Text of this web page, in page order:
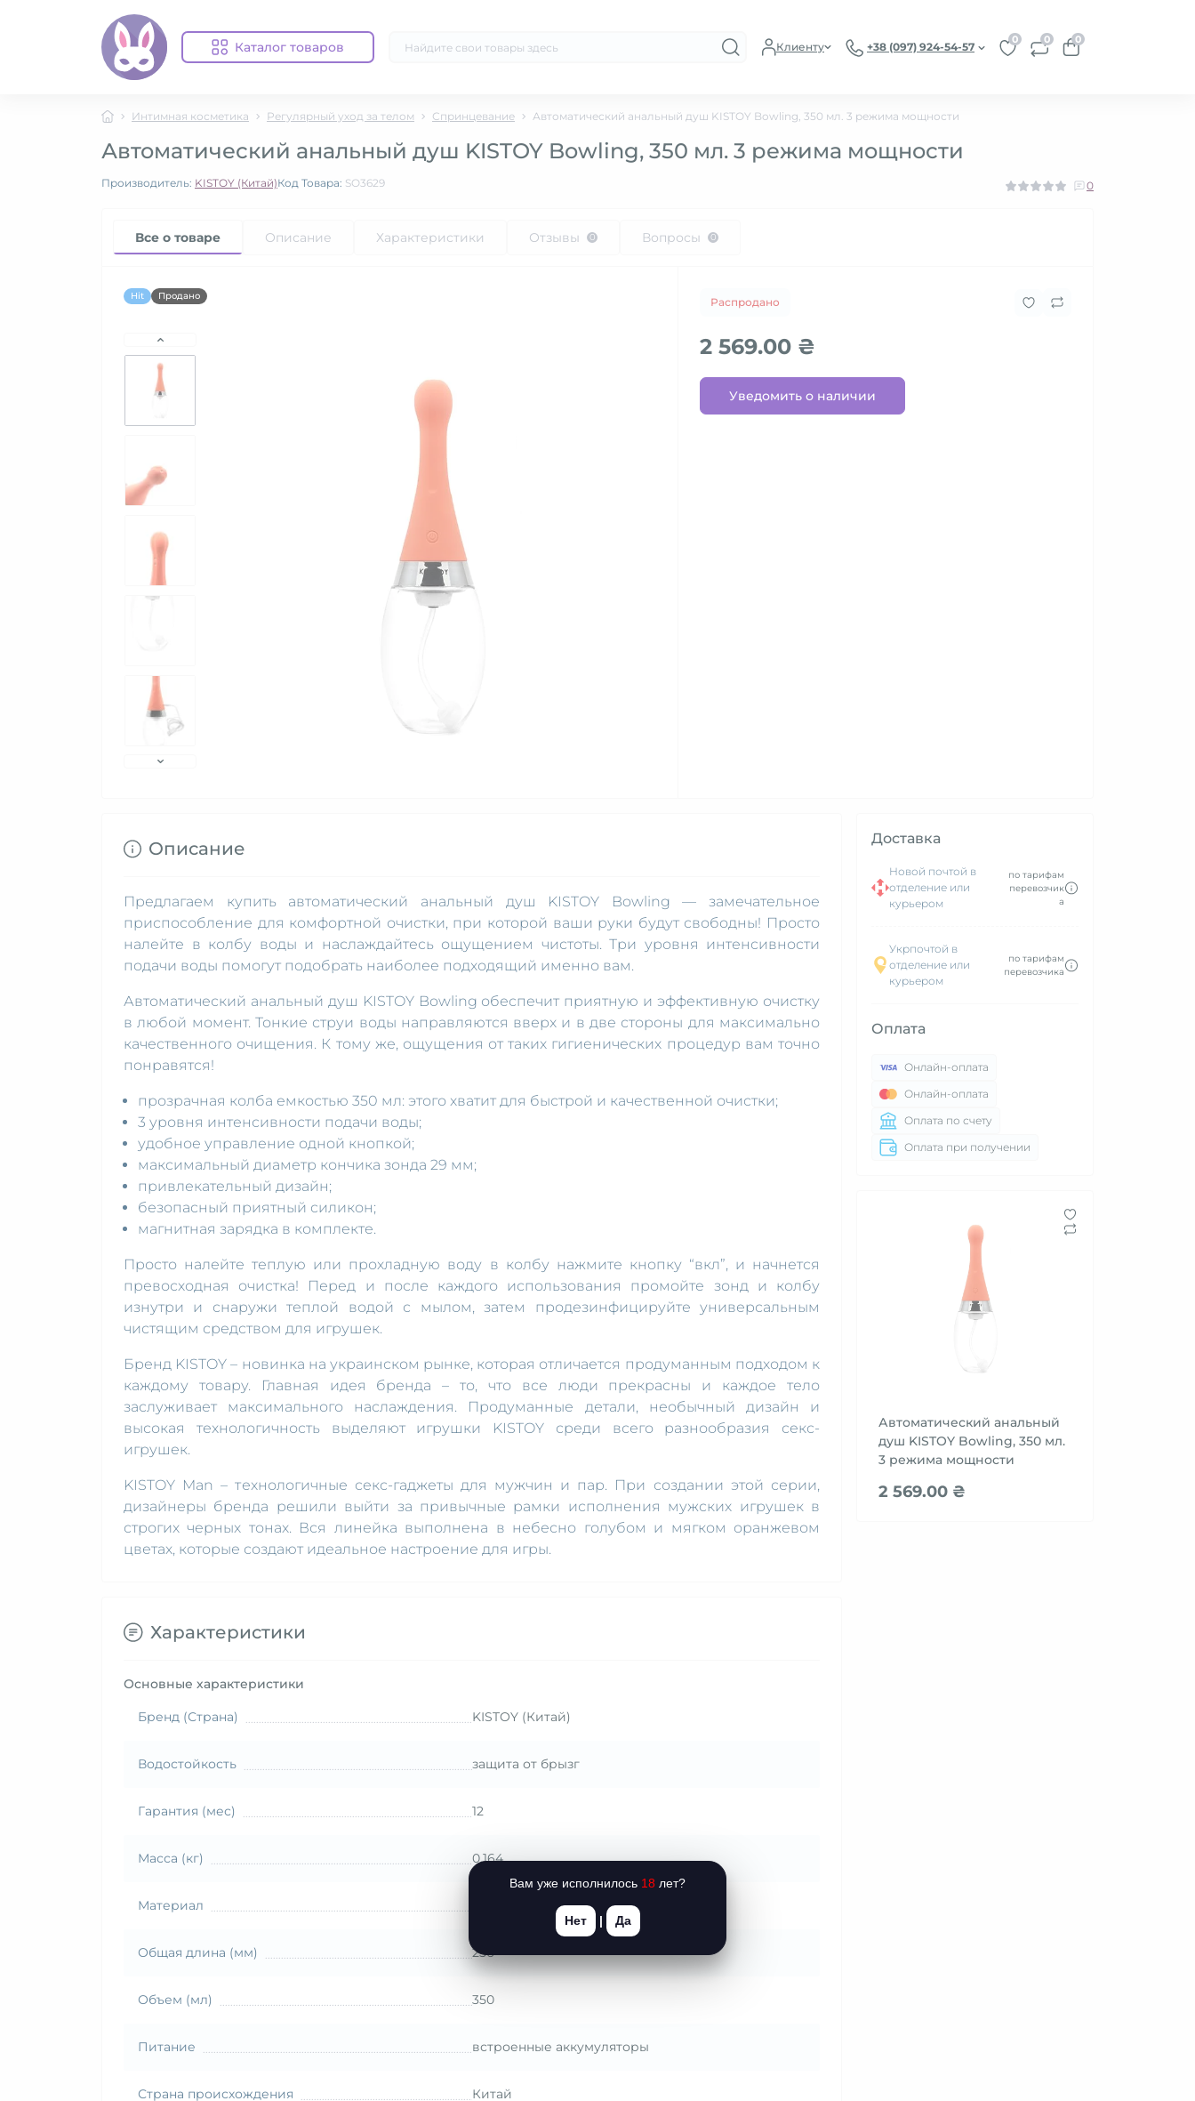
Каталог товаров Клиенту +38 (097) 924-54-57
0 0 0
Интимная косметика Регулярный уход за телом Спринцевание Автоматический анальный душ KISTOY Bowling, 350 мл. 3 режима мощности
Автоматический анальный душ KISTOY Bowling, 350 мл. 3 режима мощности
Производитель: KISTOY (Китай)Код Товара: SO3629 0
Все о товаре Описание Характеристики Отзывы 0 Вопросы 0
Hit Продано Распродано
2 569.00 ₴
Уведомить о наличии
Доставка
Новой почтой в
отделение или
курьером
по тарифам
перевозчик
а
Укрпочтой в
отделение или
курьером
по тарифам
перевозчика
Оплата
Онлайн-оплата
Онлайн-оплата
Оплата по счету
Оплата при получении
Автоматический анальный
душ KISTOY Bowling, 350 мл.
3 режима мощности
2 569.00 ₴
Описание
Предлагаем купить автоматический анальный душ KISTOY Bowling — замечательное
приспособление для комфортной очистки, при которой ваши руки будут свободны! Просто
налейте в колбу воды и наслаждайтесь ощущением чистоты. Три уровня интенсивности
подачи воды помогут подобрать наиболее подходящий именно вам.
Автоматический анальный душ KISTOY Bowling обеспечит приятную и эффективную очистку
в любой момент. Тонкие струи воды направляются вверх и в две стороны для максимально
качественного очищения. К тому же, ощущения от таких гигиенических процедур вам точно
понравятся!
прозрачная колба емкостью 350 мл: этого хватит для быстрой и качественной очистки;
3 уровня интенсивности подачи воды;
удобное управление одной кнопкой;
максимальный диаметр кончика зонда 29 мм;
привлекательный дизайн;
безопасный приятный силикон;
магнитная зарядка в комплекте.
Просто налейте теплую или прохладную воду в колбу нажмите кнопку “вкл”, и начнется
превосходная очистка! Перед и после каждого использования промойте зонд и колбу
изнутри и снаружи теплой водой с мылом, затем продезинфицируйте универсальным
чистящим средством для игрушек.
Бренд KISTOY – новинка на украинском рынке, которая отличается продуманным подходом к
каждому товару. Главная идея бренда – то, что все люди прекрасны и каждое тело
заслуживает максимального наслаждения. Продуманные детали, необычный дизайн и
высокая технологичность выделяют игрушки KISTOY среди всего разнообразия секс-
игрушек.
KISTOY Man – технологичные секс-гаджеты для мужчин и пар. При создании этой серии,
дизайнеры бренда решили выйти за привычные рамки исполнения мужских игрушек в
строгих черных тонах. Вся линейка выполнена в небесно голубом и мягком оранжевом
цветах, которые создают идеальное настроение для игры.
Характеристики
Основные характеристики
Бренд (Страна) KISTOY (Китай)
Водостойкость защита от брызг
Гарантия (мес) 12
Масса (кг) 0,164
Материал Комбинированный (силикон/пластик)
Общая длина (мм) 256
Объем (мл) 350
Питание встроенные аккумуляторы
Страна происхождения Китай
Вам уже исполнилось 18 лет?
Нет | Да